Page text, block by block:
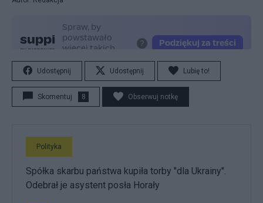
Udostępnij Udostępnij Lubię to!
Skomentuj 8 Obserwuj notkę
Polityka
Spółka skarbu państwa kupiła torby "dla Ukrainy".
Odebrał je asystent posła Horały